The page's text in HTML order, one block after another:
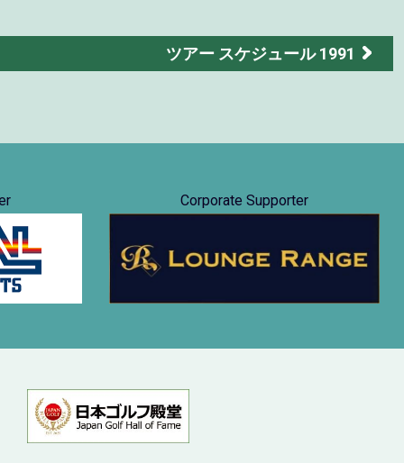
ツアー スケジュール 1991
Corporate Supporter